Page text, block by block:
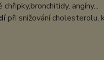
angíny...
při snižování cholesterolu,